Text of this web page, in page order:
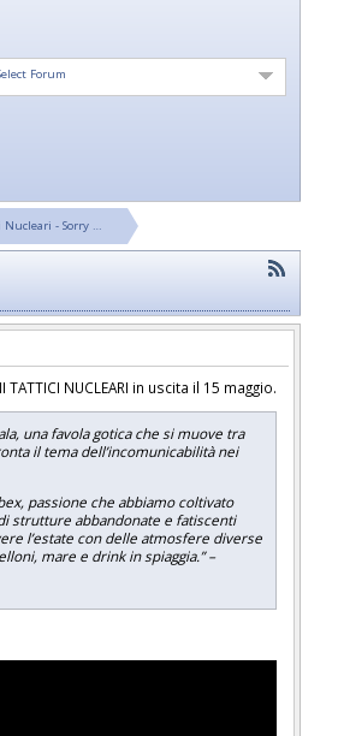
Forum
- Sorry …
NUCLEARI in uscita il 15 maggio.
una favola gotica che si muove tra
il tema dell’incomunicabilità nei
passione che abbiamo coltivato
strutture abbandonate e fatiscenti
l’estate con delle atmosfere diverse
mare e drink in spiaggia.” –